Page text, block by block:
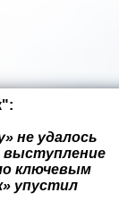
не удалось
выступление
ключевым
упустил